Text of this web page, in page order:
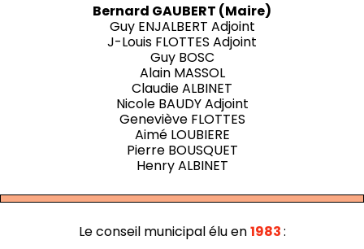
Bernard GAUBERT (Maire)
Guy ENJALBERT Adjoint
J-Louis FLOTTES Adjoint
Guy BOSC
Alain MASSOL
Claudie ALBINET
Nicole BAUDY Adjoint
Geneviève FLOTTES
Aimé LOUBIERE
Pierre BOUSQUET
Henry ALBINET
Le conseil municipal élu en1983: